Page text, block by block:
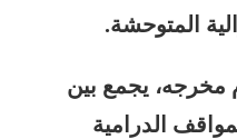
المتوحشة.
مخرجه، يجمع بين
الدرامية